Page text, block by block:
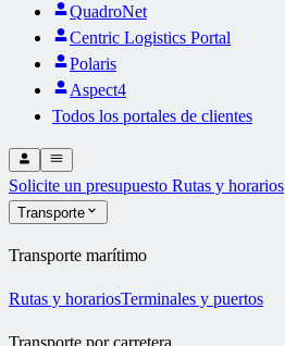
QuadroNet
Centric Logistics Portal
Polaris
Aspect4
Todos los portales de clientes
Solicite un presupuesto Rutas y horarios
Transporte
Transporte marítimo
Rutas y horariosTerminales y puertos
Transporte por carretera